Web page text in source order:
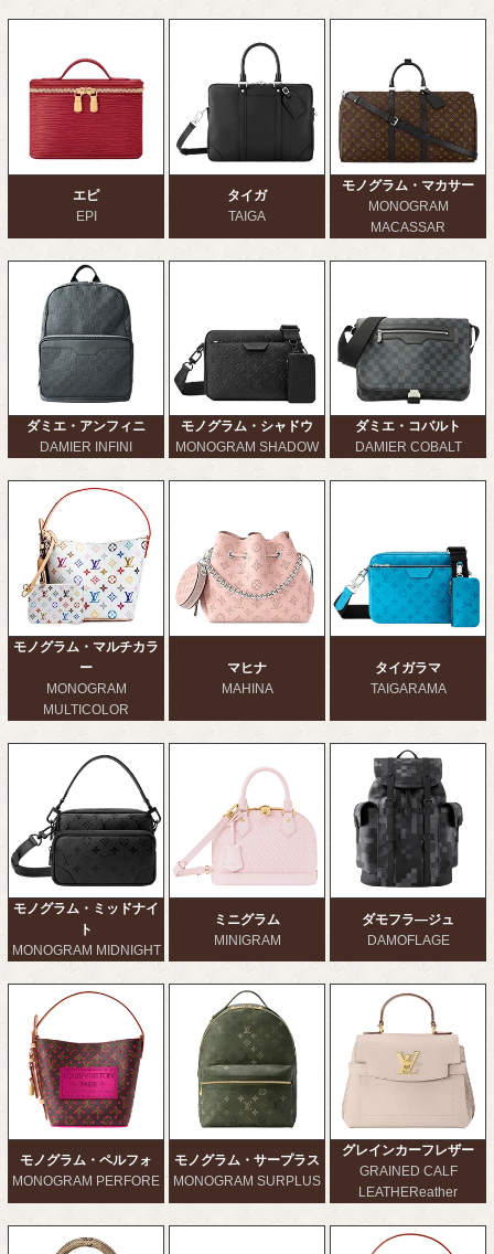
エピ
EPI
タイガ
TAIGA
モノグラム・マカサー
MONOGRAM
MACASSAR
ダミエ・アンフィニ
DAMIER INFINI
モノグラム・シャドウ
MONOGRAM SHADOW
ダミエ・コバルト
DAMIER COBALT
モノグラム・マルチカラ
ー
MONOGRAM
MULTICOLOR
マヒナ
MAHINA
タイガラマ
TAIGARAMA
モノグラム・ミッドナイ
ト
MONOGRAM MIDNIGHT
ミニグラム
MINIGRAM
ダモフラ―ジュ
DAMOFLAGE
モノグラム・ペルフォ
MONOGRAM PERFORE
モノグラム・サープラス
MONOGRAM SURPLUS
グレインカーフレザー
GRAINED CALF
LEATHEReather